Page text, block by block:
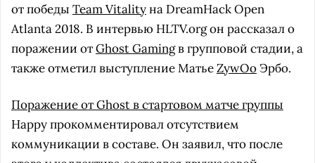
от победы Team Vitalityна DreamHack Open
Atlanta 2018. В интервью HLTV.org он рассказал о
поражении отGhost Gamingв групповой стадии, а
также отметил выступление МатьеZywOoЭрбо.
Поражение от Ghost в стартовом матче группы
Happy прокомментировал отсутствием
коммуникации в составе. Он заявил, что после